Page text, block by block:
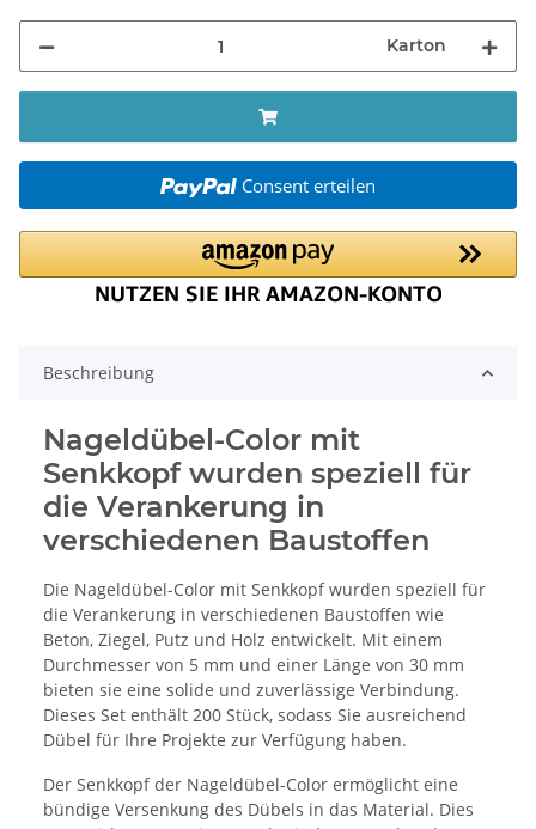
Karton
Consent erteilen
Beschreibung
Nageldübel-Color mit
Senkkopf wurden speziell für
die Verankerung in
verschiedenen Baustoffen
Die Nageldübel-Color mit Senkkopf wurden speziell für
die Verankerung in verschiedenen Baustoffen wie
Beton, Ziegel, Putz und Holz entwickelt. Mit einem
Durchmesser von 5 mm und einer Länge von 30 mm
bieten sie eine solide und zuverlässige Verbindung.
Dieses Set enthält 200 Stück, sodass Sie ausreichend
Dübel für Ihre Projekte zur Verfügung haben.
Der Senkkopf der Nageldübel-Color ermöglicht eine
bündige Versenkung des Dübels in das Material. Dies